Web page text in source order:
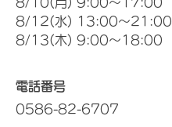
8/12(水) 13:00～21:00
8/13(木) 9:00～18:00
電話番号
0586-82-6707